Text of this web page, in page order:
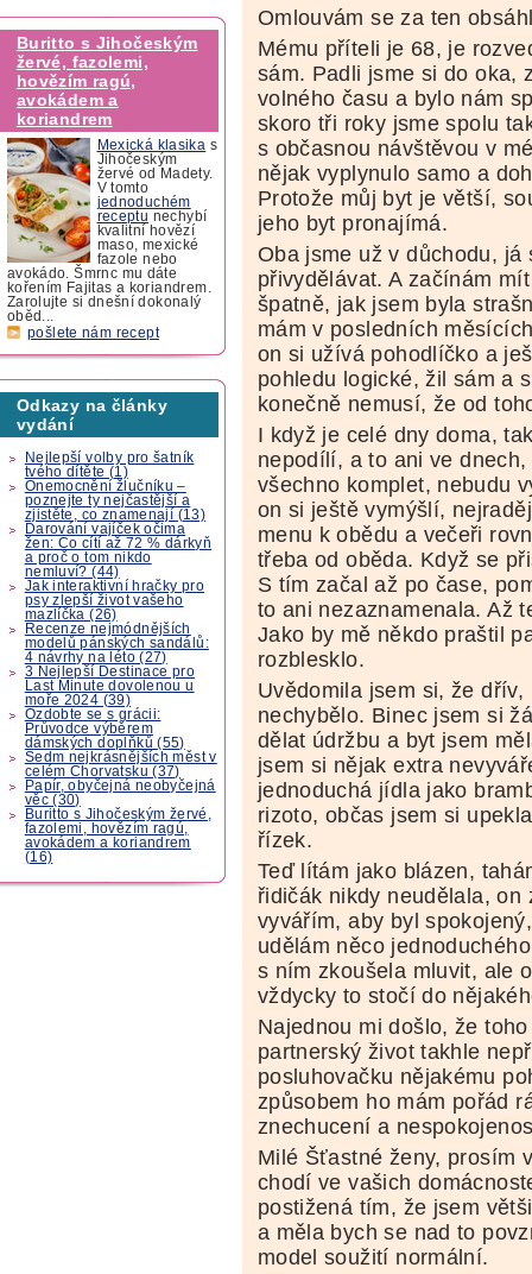
Buritto s Jihočeským
žervé, fazolemi,
hovězím ragú,
avokádem a
koriandrem
Mexická klasika s
Jihočeským
žervé od Madety.
V tomto
jednoduchém
receptu nechybí
kvalitní hovězí
maso, mexické
fazole nebo
avokádo. Šmrnc mu dáte
kořením Fajitas a koriandrem.
Zarolujte si dnešní dokonalý
oběd...
pošlete nám recept
Odkazy na články
vydání
Nejlepší volby pro šatník
tvého dítěte (1)
Onemocnění žlučníku –
poznejte ty nejčastější a
zjistěte, co znamenají (13)
Darování vajíček očima
žen: Co cítí až 72 % dárkyň
a proč o tom nikdo
nemluví? (44)
Jak interaktivní hračky pro
psy zlepší život vašeho
mazlíčka (26)
Recenze nejmódnějších
modelů pánských sandálů:
4 návrhy na léto (27)
3 Nejlepší Destinace pro
Last Minute dovolenou u
moře 2024 (39)
Ozdobte se s grácii:
Průvodce výběrem
dámských doplňků (55)
Sedm nejkrásnějších měst v
celém Chorvatsku (37)
Papír, obyčejná neobyčejná
věc (30)
Buritto s Jihočeským žervé,
fazolemi, hovězím ragú,
avokádem a koriandrem
(16)
Omlouvám se za ten
Mému příteli je 68, je
sám. Padli jsme si do oka,
volného času a bylo nám
skoro tři roky jsme spolu
s občasnou návštěvou v
nějak vyplynulo samo a
Protože můj byt je větší,
jeho byt pronajímá.
Oba jsme už v důchodu,
přivydělávat. A začínám
špatně, jak jsem byla
mám v posledních
on si užívá pohodlíčko a
pohledu logické, žil sám a
konečně nemusí, že od
I když je celé dny doma,
nepodílí, a to ani ve
všechno komplet, nebudu
on si ještě vymýšlí,
menu k obědu a večeři
třeba od oběda. Když se
S tím začal až po čase,
to ani nezaznamenala. Až
Jako by mě někdo praštil
rozblesklo.
Uvědomila jsem si, že
nechybělo. Binec jsem si
dělat údržbu a byt jsem
jsem si nějak extra
jednoduchá jídla jako
rizoto, občas jsem si
řízek.
Teď lítám jako blázen,
řidičák nikdy neudělala,
vyvářím, aby byl
udělám něco
s ním zkoušela mluvit, ale
vždycky to stočí do
Najednou mi došlo, že
partnerský život takhle
posluhovačku nějakému
způsobem ho mám pořád
znechucení a
Milé Šťastné ženy, prosím
chodí ve vašich
postižená tím, že jsem
a měla bych se nad to
model soužití normální.